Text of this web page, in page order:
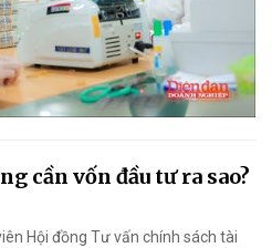
cần vốn đầu tư ra sao?
Hội đồng Tư vấn chính sách tài